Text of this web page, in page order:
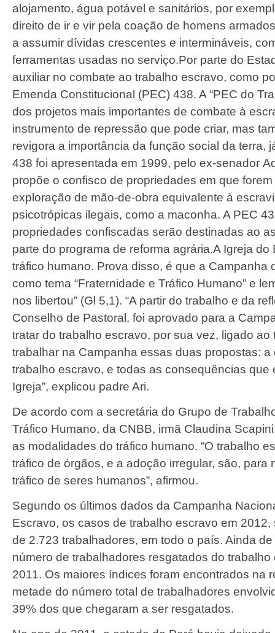
alojamento, água potável e sanitários, por
direito de ir e vir pela coação de homens
a assumir dívidas crescentes e intermináveis,
ferramentas usadas no serviço.Por parte do
auxiliar no combate ao trabalho escravo, como
Emenda Constitucional (PEC) 438. A “PEC do
dos projetos mais importantes de combate à
instrumento de repressão que pode criar, mas
revigora a importância da função social da terra,
438 foi apresentada em 1999, pelo ex-senador
propõe o confisco de propriedades em que
exploração de mão-de-obra equivalente à
psicotrópicas ilegais, como a maconha. A PEC
propriedades confiscadas serão destinadas ao
parte do programa de reforma agrária.A Igreja
tráfico humano. Prova disso, é que a Campanha
como tema “Fraternidade e Tráfico Humano” e
nos libertou” (Gl 5,1). “A partir do trabalho e da
Conselho de Pastoral, foi aprovado para a
tratar do trabalho escravo, por sua vez, ligado
trabalhar na Campanha essas duas propostas:
trabalho escravo, e todas as consequências
Igreja”, explicou padre Ari.
De acordo com a secretária do Grupo de
Tráfico Humano, da CNBB, irmã Claudina
as modalidades do tráfico humano. “O trabalho
tráfico de órgãos, e a adoção irregular, são,
tráfico de seres humanos”, afirmou.
Segundo os últimos dados da Campanha
Escravo, os casos de trabalho escravo em
de 2.723 trabalhadores, em todo o país. Ainda
número de trabalhadores resgatados do
2011. Os maiores índices foram encontrados na
metade do número total de trabalhadores
39% dos que chegaram a ser resgatados.